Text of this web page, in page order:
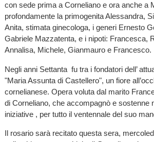
con sede prima a Corneliano e ora anche a
profondamente la primogenita Alessandra,
Anita, stimata ginecologa, i generi Ernesto
Gabriele Mazzatenta, e i nipoti: Francesca,
Annalisa, Michele, Gianmauro e Francesco.
Negli anni Settanta fu tra i fondatori dell’
"Maria Assunta di Castellero", un fiore
cornelianese. Opera voluta dal marito
di Corneliano, che accompagnò e sostenne
iniziative , per tutto il ventennale del suo
Il rosario sarà recitato questa sera,